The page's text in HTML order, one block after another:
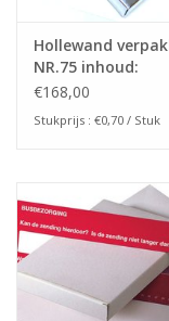
Hollewand
NR.75 inhoud:
75x75x25mm
€168,00
Stukprijs : €0,70 / Stuk